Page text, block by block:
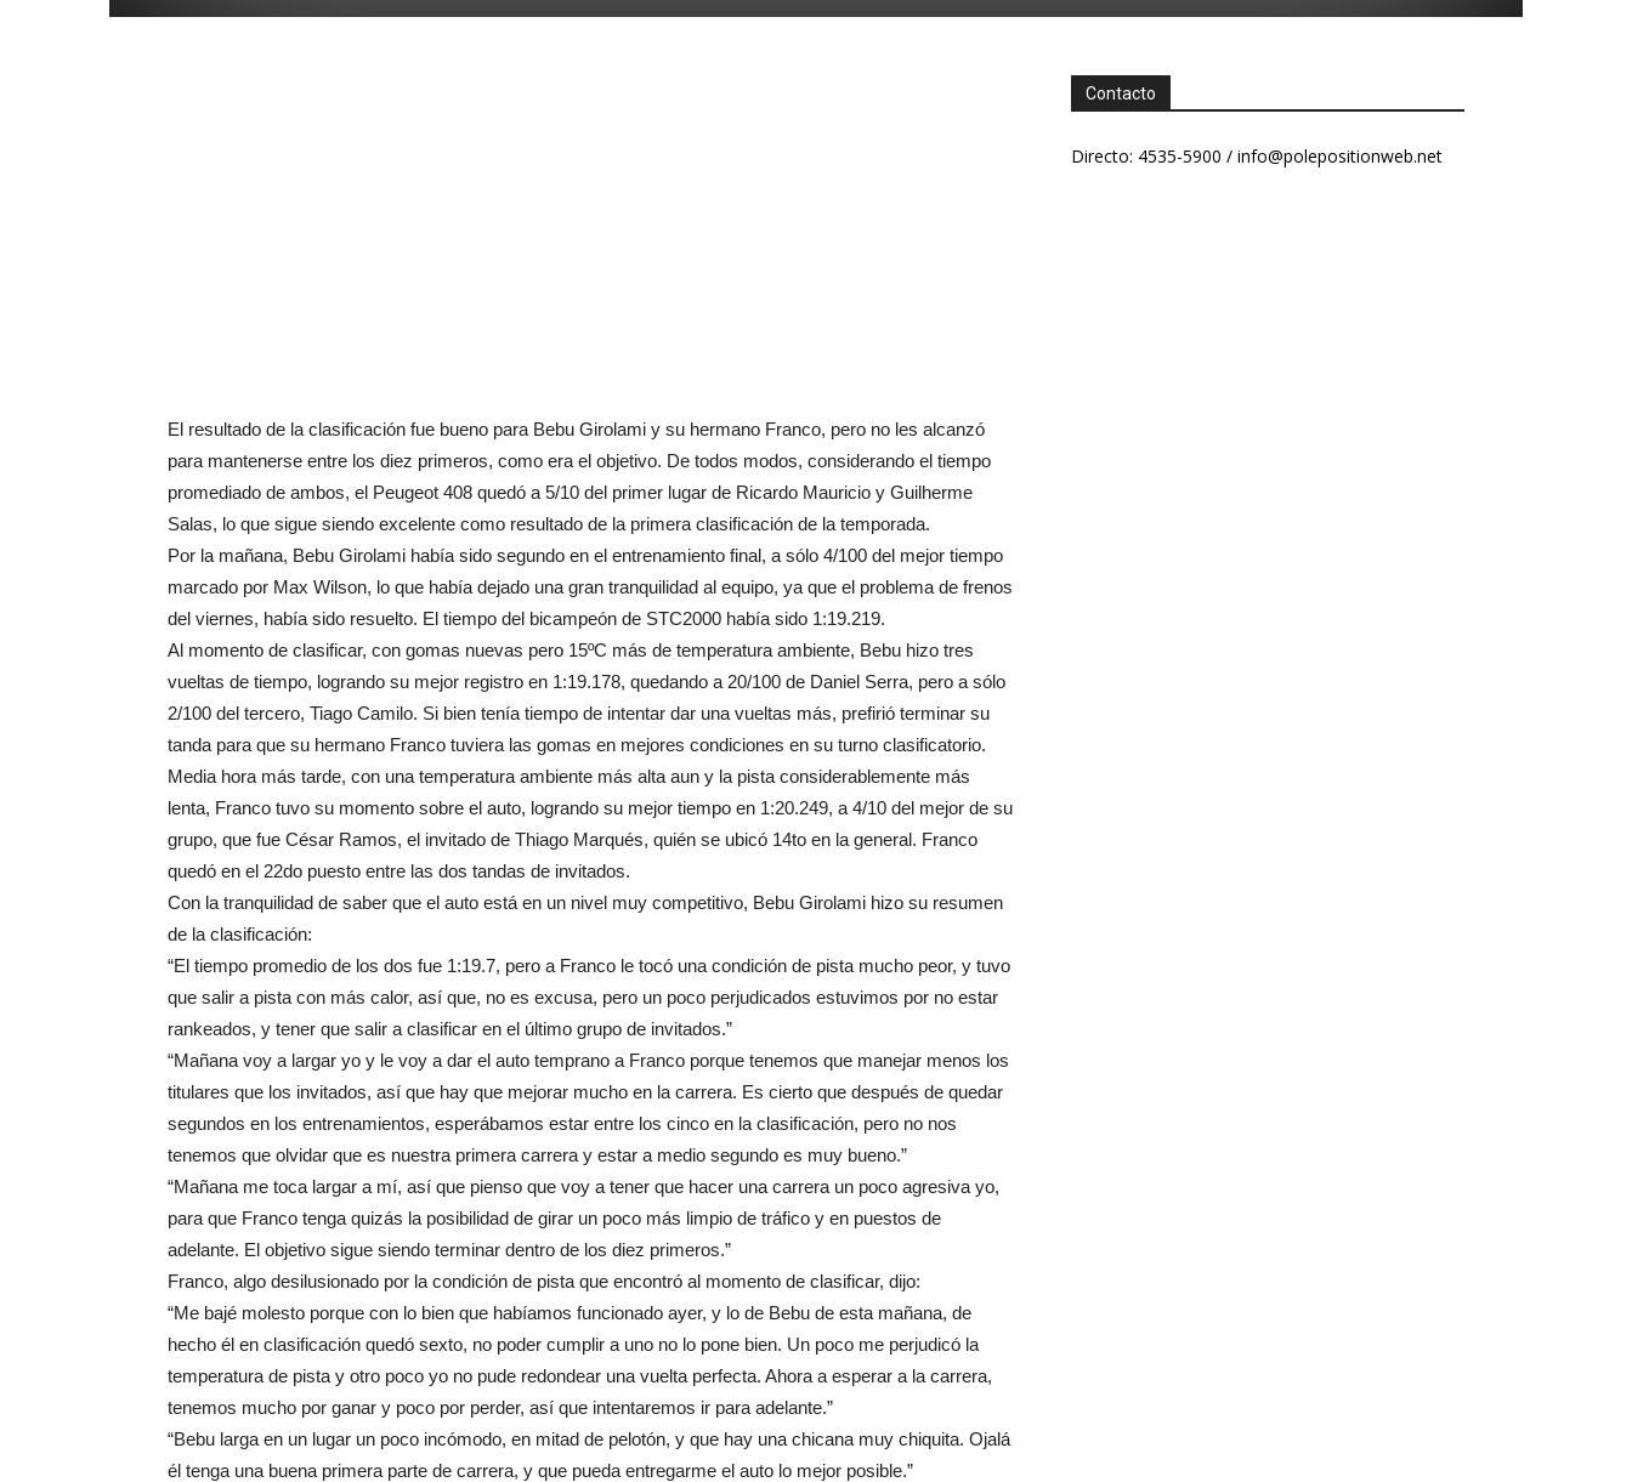
El resultado de la clasificación fue bueno para Bebu Girolami y su hermano Franco, pero no les alcanzó
para mantenerse entre los diez primeros, como era el objetivo. De todos modos, considerando el tiempo
promediado de ambos, el Peugeot 408 quedó a 5/10 del primer lugar de Ricardo Mauricio y Guilherme
Salas, lo que sigue siendo excelente como resultado de la primera clasificación de la temporada.
Por la mañana, Bebu Girolami había sido segundo en el entrenamiento final, a sólo 4/100 del mejor tiempo
marcado por Max Wilson, lo que había dejado una gran tranquilidad al equipo, ya que el problema de frenos
del viernes, había sido resuelto. El tiempo del bicampeón de STC2000 había sido 1:19.219.
Al momento de clasificar, con gomas nuevas pero 15ºC más de temperatura ambiente, Bebu hizo tres
vueltas de tiempo, logrando su mejor registro en 1:19.178, quedando a 20/100 de Daniel Serra, pero a sólo
2/100 del tercero, Tiago Camilo. Si bien tenía tiempo de intentar dar una vueltas más, prefirió terminar su
tanda para que su hermano Franco tuviera las gomas en mejores condiciones en su turno clasificatorio.
Media hora más tarde, con una temperatura ambiente más alta aun y la pista considerablemente más
lenta, Franco tuvo su momento sobre el auto, logrando su mejor tiempo en 1:20.249, a 4/10 del mejor de su
grupo, que fue César Ramos, el invitado de Thiago Marqués, quién se ubicó 14to en la general. Franco
quedó en el 22do puesto entre las dos tandas de invitados.
Con la tranquilidad de saber que el auto está en un nivel muy competitivo, Bebu Girolami hizo su resumen
de la clasificación:
“El tiempo promedio de los dos fue 1:19.7, pero a Franco le tocó una condición de pista mucho peor, y tuvo
que salir a pista con más calor, así que, no es excusa, pero un poco perjudicados estuvimos por no estar
rankeados, y tener que salir a clasificar en el último grupo de invitados.”
“Mañana voy a largar yo y le voy a dar el auto temprano a Franco porque tenemos que manejar menos los
titulares que los invitados, así que hay que mejorar mucho en la carrera. Es cierto que después de quedar
segundos en los entrenamientos, esperábamos estar entre los cinco en la clasificación, pero no nos
tenemos que olvidar que es nuestra primera carrera y estar a medio segundo es muy bueno.”
“Mañana me toca largar a mí, así que pienso que voy a tener que hacer una carrera un poco agresiva yo,
para que Franco tenga quizás la posibilidad de girar un poco más limpio de tráfico y en puestos de
adelante. El objetivo sigue siendo terminar dentro de los diez primeros.”
Franco, algo desilusionado por la condición de pista que encontró al momento de clasificar, dijo:
“Me bajé molesto porque con lo bien que habíamos funcionado ayer, y lo de Bebu de esta mañana, de
hecho él en clasificación quedó sexto, no poder cumplir a uno no lo pone bien. Un poco me perjudicó la
temperatura de pista y otro poco yo no pude redondear una vuelta perfecta. Ahora a esperar a la carrera,
tenemos mucho por ganar y poco por perder, así que intentaremos ir para adelante.”
“Bebu larga en un lugar un poco incómodo, en mitad de pelotón, y que hay una chicana muy chiquita. Ojalá
él tenga una buena primera parte de carrera, y que pueda entregarme el auto lo mejor posible.”
Contacto
Directo: 4535-5900 / info@polepositionweb.net